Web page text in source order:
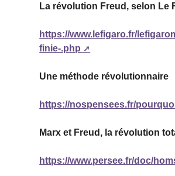
La révolution Freud, selon Le
https://www.lefigaro.fr/
finie-.php
Une méthode révolutionnaire
https://nospensees.fr/
Marx et Freud, la révolution
https://www.persee.fr/doc/